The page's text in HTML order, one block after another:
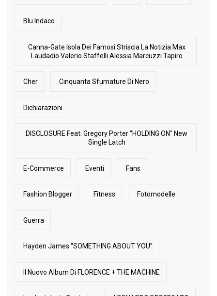
Blu Indaco
Canna-Gate Isola Dei Famosi Striscia La Notizia Max
Laudadio Valerio Staffelli Alessia Marcuzzi Tapiro
Cher Cinquanta Sfumature Di Nero
Dichiarazioni
DISCLOSURE Feat. Gregory Porter "HOLDING ON" New
Single Latch
E-Commerce Eventi Fans
Fashion Blogger Fitness Fotomodelle
Guerra
Hayden James “SOMETHING ABOUT YOU”
Il Nuovo Album Di FLORENCE + THE MACHINE